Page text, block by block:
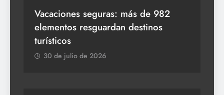
Vacaciones seguras: más de 982
elementos resguardan destinos
turísticos
30 de julio de 2026